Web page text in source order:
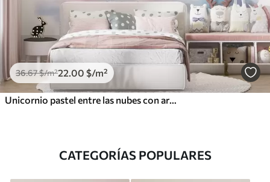
36.67$/m²22 .00 $/m²
CATEGORÍAS POPULARES